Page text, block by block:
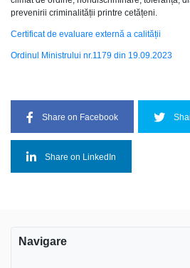
prevenirii criminalității printre cetățeni.
Certificat de evaluare externă a calității
Ordinul Ministrului nr.1179 din 19.09.2023
Share on Facebook
Share on LinkedIn
Navigare